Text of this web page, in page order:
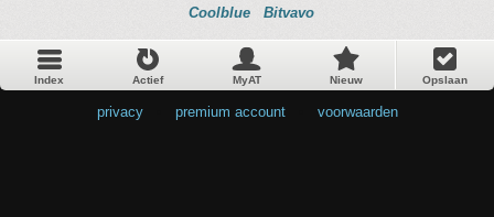
Coolblue Bitvavo
Index Actief MyAT Nieuw Opslaan
privacy premium account voorwaarden